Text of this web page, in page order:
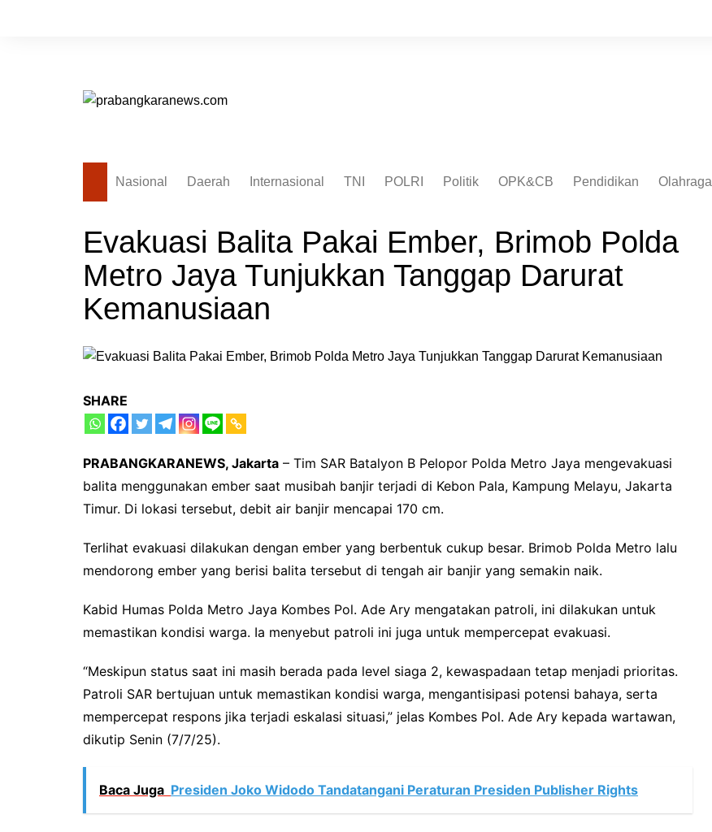
Nasional Daerah Internasional TNI POLRI Politik OPK&CB Pendidikan Olahraga
Evakuasi Balita Pakai Ember, Brimob Polda
Metro Jaya Tunjukkan Tanggap Darurat
Kemanusiaan
SHARE
PRABANGKARANEWS, Jakarta – Tim SAR Batalyon B Pelopor Polda Metro Jaya mengevakuasi
balita menggunakan ember saat musibah banjir terjadi di Kebon Pala, Kampung Melayu, Jakarta
Timur. Di lokasi tersebut, debit air banjir mencapai 170 cm.
Terlihat evakuasi dilakukan dengan ember yang berbentuk cukup besar. Brimob Polda Metro lalu
mendorong ember yang berisi balita tersebut di tengah air banjir yang semakin naik.
Kabid Humas Polda Metro Jaya Kombes Pol. Ade Ary mengatakan patroli, ini dilakukan untuk
memastikan kondisi warga. Ia menyebut patroli ini juga untuk mempercepat evakuasi.
“Meskipun status saat ini masih berada pada level siaga 2, kewaspadaan tetap menjadi prioritas.
Patroli SAR bertujuan untuk memastikan kondisi warga, mengantisipasi potensi bahaya, serta
mempercepat respons jika terjadi eskalasi situasi,” jelas Kombes Pol. Ade Ary kepada wartawan,
dikutip Senin (7/7/25).
Baca Juga Presiden Joko Widodo Tandatangani Peraturan Presiden Publisher Rights